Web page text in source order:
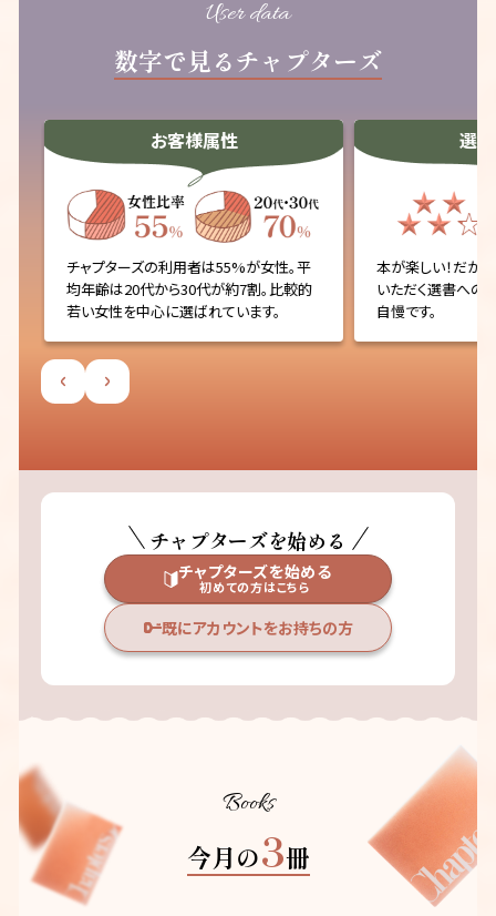
User data
数字で見るチャプターズ
お客様属性
チャプターズの利用者は55%が女性。平
均年齢は20代から30代が約7割。比較的
若い女性を中心に選ばれています。
選
本が楽しい！だか
いただく選書への
自慢です。
チャプターズを始める
チャプターズを始める
初めての方はこちら
既にアカウントをお持ちの方
Books
今月の3冊